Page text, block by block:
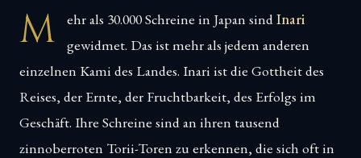
M ehr als 30.000 Schreine in Japan sindInari
gewidmet. Das ist mehr als jedem anderen
einzelnen Kami des Landes. Inari ist die Gottheit des
Reises, der Ernte, der Fruchtbarkeit, des Erfolgs im
Geschäft. Ihre Schreine sind an ihren tausend
zinnoberroten Torii-Toren zu erkennen, die sich oft in